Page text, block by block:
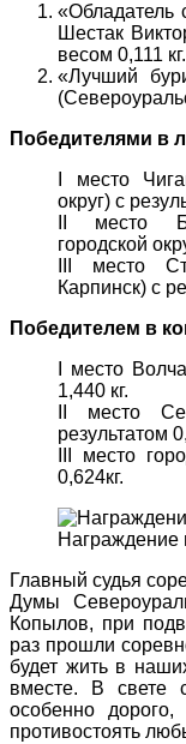
Шестак
весом 0,111 кг.
«Лучший
Победителями в
I место
округ) с
II место
городской
III место
Карпинск) с
Победителем в
I место
1,440 кг.
II место
результатом
III место
0,624кг.
Награждение
Главный судья
Думы
Копылов, при
раз прошли
будет жить в
вместе. В свете
особенно
противостоять